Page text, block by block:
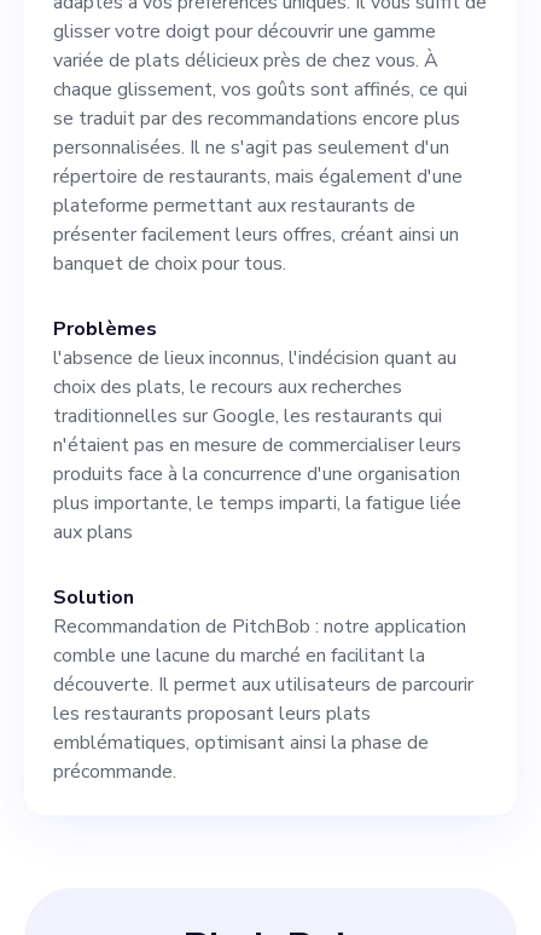
L'opportunité qui se
présente à nous est énorme.
Le marché australien de la
restauration devant
atteindre 101,68 milliards de
dollars d'ici 2029, selon nos
estimations prudentes, nous
pouvons capter jusqu'à 25 %
de ce marché mûr et en
pleine croissance. Compte
tenu de l'ampleur de
l'opportunité et de la valeur
convaincante que nous
offrons, je
glisser votre doigt pour découvrir une gamme
variée de plats délicieux près de chez vous. À
chaque glissement, vos goûts sont affinés, ce qui
se traduit par des recommandations encore plus
personnalisées. Il ne s'agit pas seulement d'un
répertoire de restaurants, mais également d'une
plateforme permettant aux restaurants de
présenter facilement leurs offres, créant ainsi un
banquet de choix pour tous.
Problèmes
l'absence de lieux inconnus, l'indécision quant au
choix des plats, le recours aux recherches
traditionnelles sur Google, les restaurants qui
n'étaient pas en mesure de commercialiser leurs
produits face à la concurrence d'une organisation
plus importante, le temps imparti, la fatigue liée
aux plans
Solution
Recommandation de PitchBob : notre application
comble une lacune du marché en facilitant la
découverte. Il permet aux utilisateurs de parcourir
les restaurants proposant leurs plats
emblématiques, optimisant ainsi la phase de
précommande.